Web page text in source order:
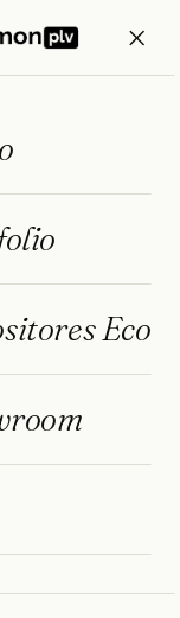
FR
Eco
LECTURA
llevan la
nuevo nivel
integración
de
logra
un
recurso es
donde la
cuestión de
Expositor